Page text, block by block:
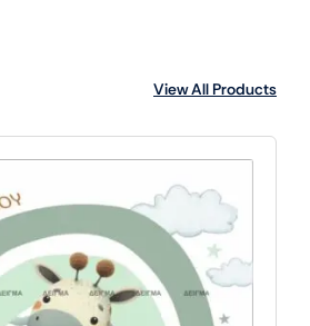
View All Products